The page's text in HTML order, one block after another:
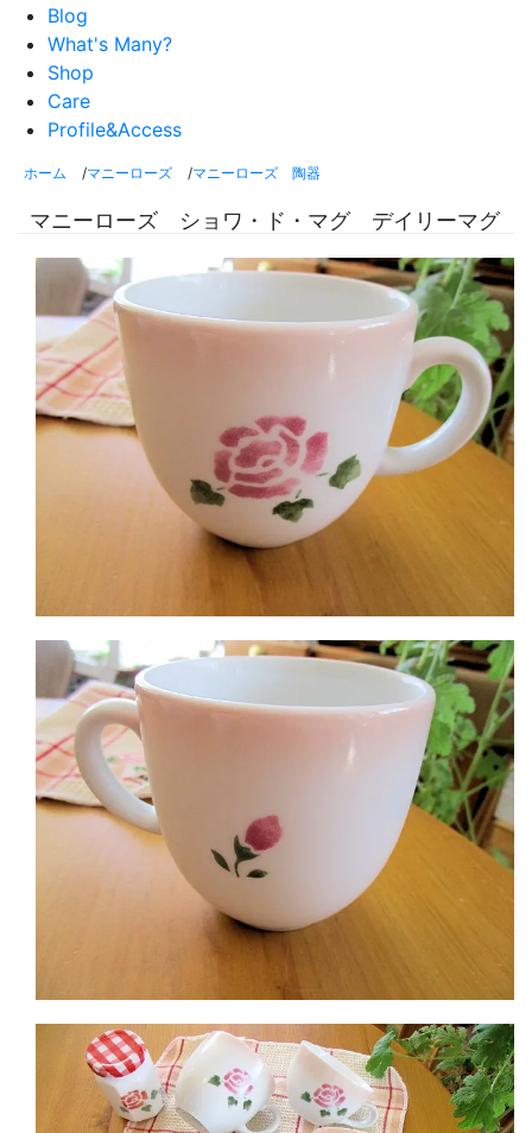
Blog
What's Many?
Shop
Care
Profile&Access
ホーム /マニーローズ /マニーローズ 陶器
マニーローズ ショワ・ド・マグ デイリーマグ